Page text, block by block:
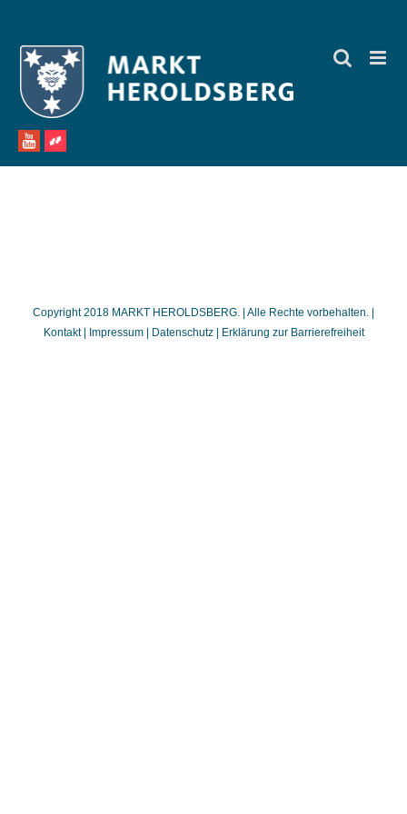
springen
Copyright 2018 MARKT HEROLDSBERG. | Alle Rechte vorbehalten. |
Kontakt
Impressum| Datenschutz| Erklärung zur Barrierefreiheit